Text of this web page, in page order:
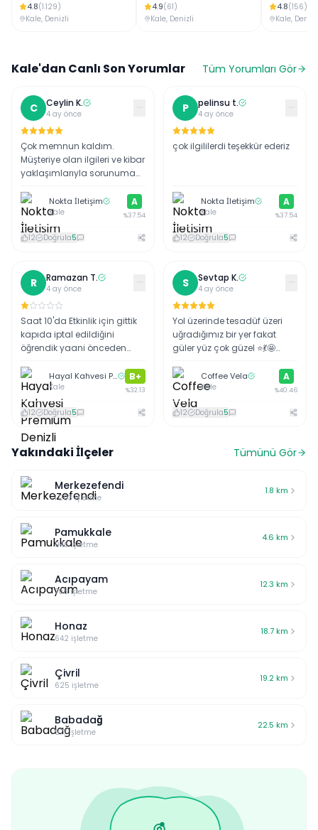
4.8(1.129)
Kale, Denizli
4.9(61)
Kale, Denizli
4.8(156)
Kale, Denizli
Kale'dan Canlı Son Yorumlar Tüm Yorumları Gör
C Ceylin K.
4 ay önce ···
Çok memnun kaldım.
Müşteriye olan ilgileri ve kibar
yaklaşımlarıyla sorunuma
Nokta İletişim
Kale
A
%37.54
12 Doğrula5
P pelinsu t.
4 ay önce ···
çok ilgililerdi teşekkür ederiz
Nokta İletişim
Kale
A
%37.54
12 Doğrula5
R Ramazan T.
4 ay önce ···
Saat 10'da Etkinlik için gittik
kapıda iptal edildiğini
öğrendik yaani önceden
Hayal Kahvesi Premium Denizli
Kale
B+
%32.13
12 Doğrula5
S Sevtap K.
4 ay önce ···
Yol üzerinde tesadüf üzeri
uğradığımız bir yer fakat
güler yüz çok güzel ⭐️💃🤩
uygun 🙋🏼‍♀️🍬❤️ …
Coffee Vela
Kale
A
%40.46
12 Doğrula5
Yakındaki İlçeler Tümünü Gör
Merkezefendi
1.203işletme
1.8 km
Pamukkale
946işletme
4.6 km
Acıpayam
706işletme
12.3 km
Honaz
642 işletme
18.7km
Çivril
625 işletme
19.2km
Babadağ
577işletme
22.5 km